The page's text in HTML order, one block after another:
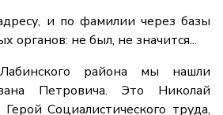
и по фамилии через базы
органов: не был, не значится...
района мы нашли
Петровича. Это Николай
Социалистического труда,